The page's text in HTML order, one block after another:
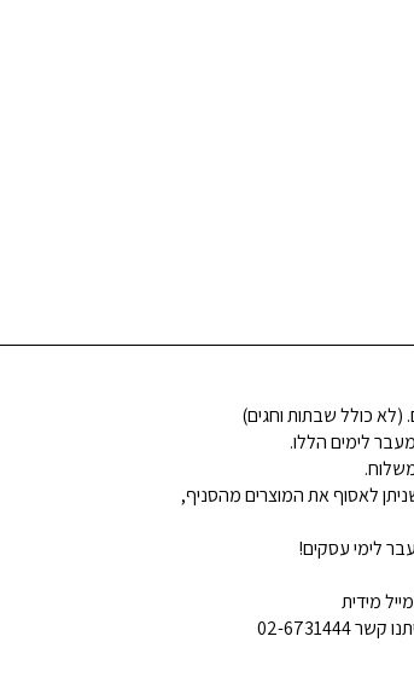
לימים הללו.
לאסוף את המוצרים מהסניף,
לימי עסקים!
מידית
6731444